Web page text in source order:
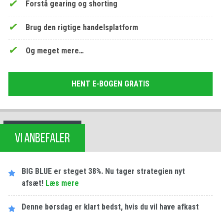
Forstå gearing og shorting
Brug den rigtige handelsplatform
Og meget mere…
HENT E-BOGEN GRATIS
VI ANBEFALER
BIG BLUE er steget 38%. Nu tager strategien nyt
afsæt! Læs mere
Denne børsdag er klart bedst, hvis du vil have afkast